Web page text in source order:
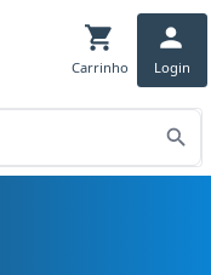
Carrinho Login